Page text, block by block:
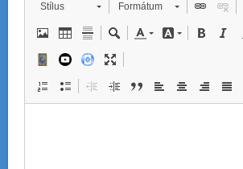
Stílus Formátum